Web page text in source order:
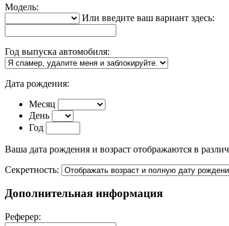
Модель:
Или введите ваш вариант здесь:
Год выпуска автомобиля:
Дата рождения:
Месяц
День
Год
Ваша дата рождения и возраст отображаются в
Секретность:
Дополнительная информация
Реферер: